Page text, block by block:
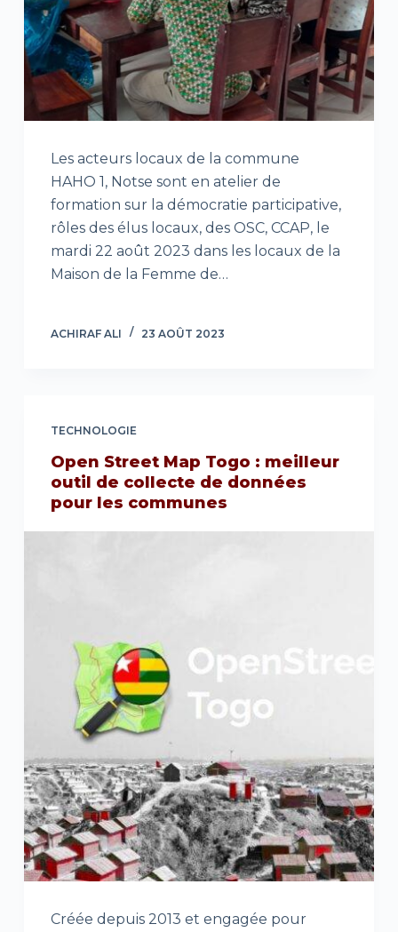
Les acteurs locaux de la commune
HAHO 1, Notse sont en atelier de
formation sur la démocratie participative,
rôles des élus locaux, des OSC, CCAP, le
mardi 22 août 2023 dans les locaux de la
Maison de la Femme de…
ACHIRAF ALI 23 AOÛT 2023
TECHNOLOGIE
Open Street Map Togo : meilleur
outil de collecte de données
pour les communes
Créée depuis 2013 et engagée pour